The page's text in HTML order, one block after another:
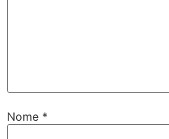
Nome *